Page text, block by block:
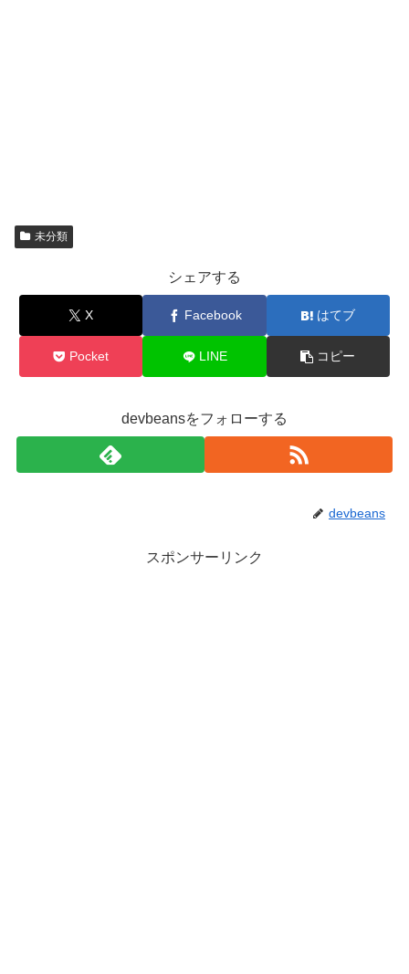
未分類
シェアする
X Facebook はてブ
Pocket LINE コピー
devbeansをフォローする
devbeans
スポンサーリンク